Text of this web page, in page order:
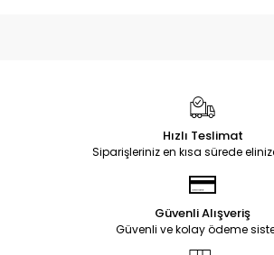
Hızlı Teslimat
Siparişleriniz en kısa sürede
Güvenli Alışveriş
Güvenli ve kolay ödeme